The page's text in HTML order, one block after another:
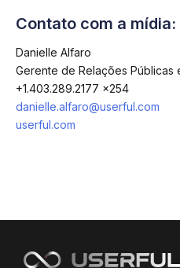
Contato com a mídia:
Danielle Alfaro
Gerente de Relações Públicas
+1.403.289.2177 x254
danielle.alfaro@userful.com
userful.com